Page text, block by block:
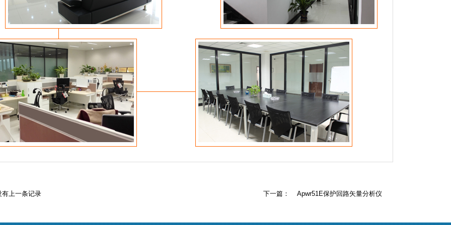
有上一条记录 下一篇： Apwr51E保护回路矢量分析仪